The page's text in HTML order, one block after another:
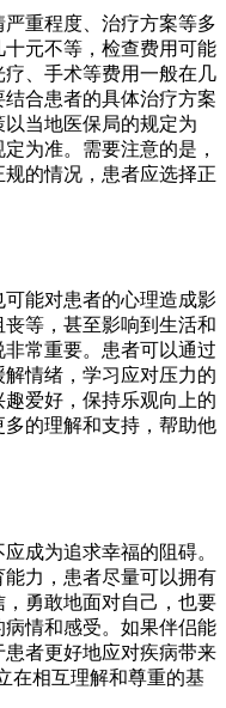
重程度、治疗方案等多
元不等，检查费用可能
、手术等费用一般在几
合患者的具体治疗方案
当地医保局的规定为
为准。需要注意的是，
的情况，患者应选择正
能对患者的心理造成影
等，甚至影响到生活和
常重要。患者可以通过
情绪，学习应对压力的
爱好，保持乐观向上的
的理解和支持，帮助他
成为追求幸福的阻碍。
力，患者尽量可以拥有
勇敢地面对自己，也要
情和感受。如果伴侣能
者更好地应对疾病带来
在相互理解和尊重的基